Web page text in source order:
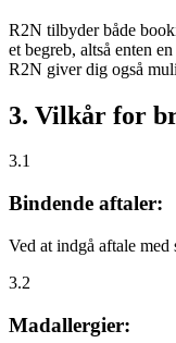
R2N tilbyder både
et begreb, altså enten
R2N giver dig også
3. Vilkår for
3.1
Bindende aftaler:
Ved at indgå aftale med
3.2
Madallergier: